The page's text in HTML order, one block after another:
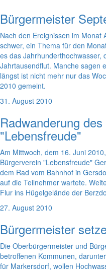
Bürgermeister
Nach den Ereignissen im Monat
schwer, ein Thema für den
es das Jahrhunderthochwasser,
Jahrtausendflut. Manche sagen
längst ist nicht mehr nur das
2010 gemeint.
31. August 2010
Radwanderung
"Lebensfreude"
Am Mittwoch, dem 16. Juni
Bürgerverein "Lebensfreude"
dem Rad vom Bahnhof in
auf die Teilnehmer wartete.
Flur ins Hügelgelände der
27. August 2010
Bürgermeister
Die Oberbürgermeister und
betroffenen Kommunen,
für Markersdorf, wollen